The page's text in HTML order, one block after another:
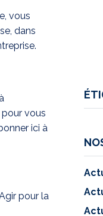
vous
dans
vous
ici à
pour la